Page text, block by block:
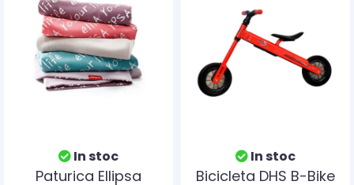
In stoc
Paturica Ellipsa
In stoc
Bicicleta DHS B-Bike